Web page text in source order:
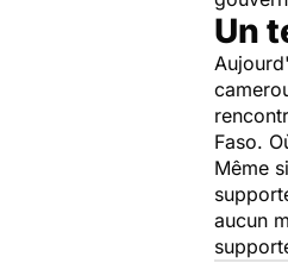
Un
Faso.
Même
aucun